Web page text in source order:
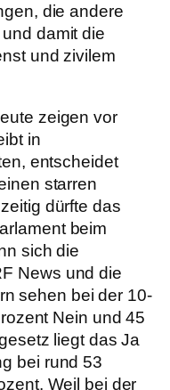
die andere
damit die
und zivilem
zeigen vor
in
entscheidet
starren
dürfte das
beim
sich die
News und die
sehen bei der 10-
Nein und 45
liegt das Ja
bei rund 53
Weil bei der